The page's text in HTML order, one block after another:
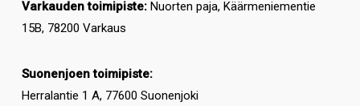
Varkauden toimipiste:Nuorten paja, Käärmeniementie
15B, 78200 Varkaus
Suonenjoen toimipiste:
Herralantie 1 A, 77600 Suonenjoki